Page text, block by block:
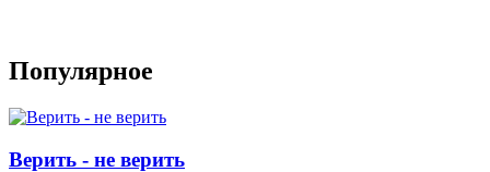
Популярное
Верить - не верить